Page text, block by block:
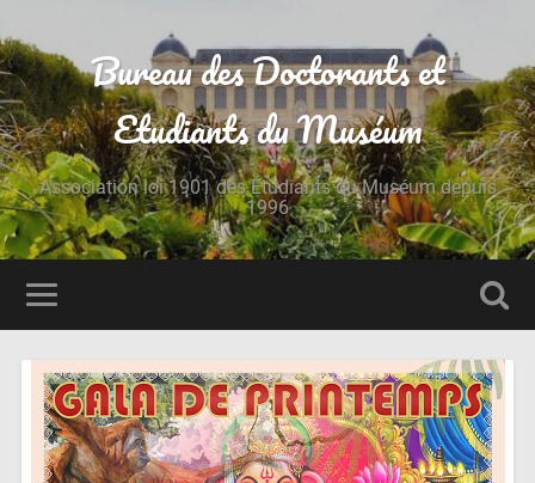
Bureau des Doctorants et
Etudiants du Muséum
Association loi 1901 des Étudiants du Muséum depuis
1996